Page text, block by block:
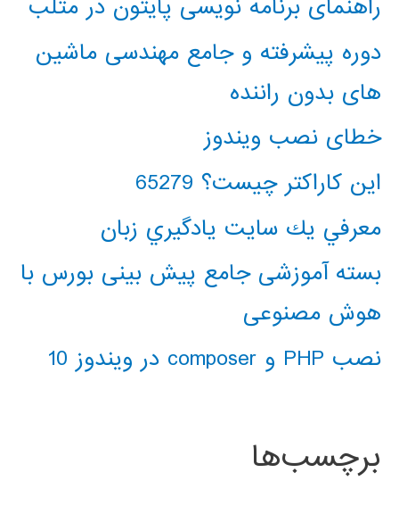
راهنمای برنامه نویسی پایتون در متلب
دوره پیشرفته و جامع مهندسی ماشین
های بدون راننده
خطای نصب ویندوز
این کاراکتر چیست؟ 65279
معرفي يك سايت يادگيري زبان
بسته آموزشی جامع پیش بینی بورس با
هوش مصنوعی
نصب PHP و composer در ویندوز 10
برچسب‌ها